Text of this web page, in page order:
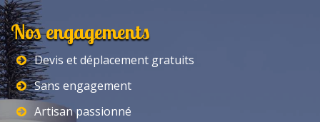
Nos engagements
Devis et déplacement gratuits
Sans engagement
Artisan passionné